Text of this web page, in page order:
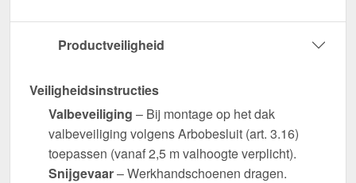
Productveiligheid
Veiligheidsinstructies
Valbeveiliging – Bij montage op het dak
valbeveiliging volgens Arbobesluit (art. 3.16)
toepassen (vanaf 2,5 m valhoogte verplicht).
Snijgevaar– Werkhandschoenen dragen.